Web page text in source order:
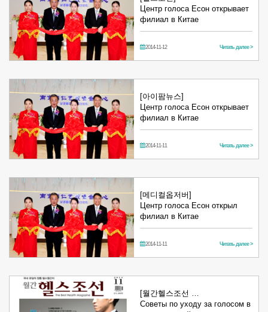
Центр голоса Есон открывает
филиал в Китае
2014-11-12 Читать далее >
[아이팜뉴스]
Центр голоса Есон открывает
филиал в Китае
2014-11-11 Читать далее >
[메디컬옵저버]
Центр голоса Есон открыл
филиал в Китае
2014-11-11 Читать далее >
[월간헬스조선 …
Советы по уходу за голосом в